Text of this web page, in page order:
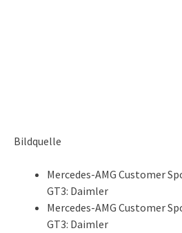
Bildquelle
Mercedes-AMG Customer
GT3: Daimler
Mercedes-AMG Customer
GT3: Daimler